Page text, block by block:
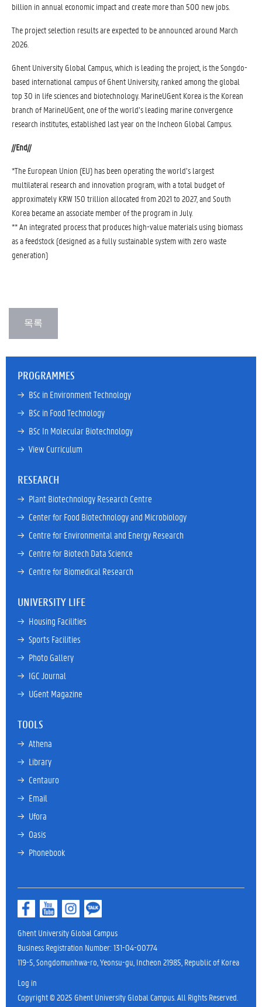
billion in annual economic impact and create more than 500 new jobs.
The project selection results are expected to be announced around March
2026.
Ghent University Global Campus, which is leading the project, is the Songdo-
based international campus of Ghent University, ranked among the global
top 30 in life sciences and biotechnology. MarineUGent Korea is the Korean
branch of MarineUGent, one of the world’s leading marine convergence
research institutes, established last year on the Incheon Global Campus.
//End//
*The European Union (EU) has been operating the world’s largest
multilateral research and innovation program, with a total budget of
approximately KRW 150 trillion allocated from 2021 to 2027, and South
Korea became an associate member of the program in July.
** An integrated process that produces high-value materials using biomass
as a feedstock (designed as a fully sustainable system with zero waste
generation)
PROGRAMMES
→ BSc in Environment Technology
→ BSc in Food Technology
→ BSc In Molecular Biotechnology
→ View Curriculum
RESEARCH
→ Plant Biotechnology Research Centre
→ Center for Food Biotechnology and Microbiology
→ Centre for Environmental and Energy Research
→ Centre for Biotech Data Science
→ Centre for Biomedical Research
UNIVERSITY LIFE
→ Housing Facilities
→ Sports Facilities
→ Photo Gallery
→ IGC Journal
→ UGent Magazine
TOOLS
→ Athena
→ Library
→ Centauro
→ Email
→ Ufora
→ Oasis
→ Phonebook
Ghent University Global Campus
Business Registration Number: 131-04-00774
119-5, Songdomunhwa-ro, Yeonsu-gu, Incheon 21985, Republic of Korea
Log in
Copyright © 2025 Ghent University Global Campus. All Rights Reserved.